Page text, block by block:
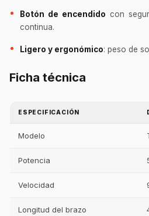
Botón de encendido con
continua.
Ligero y ergonómico: peso de
Ficha técnica
ESPECIFICACIÓN
Modelo
Potencia
Velocidad
Longitud del brazo